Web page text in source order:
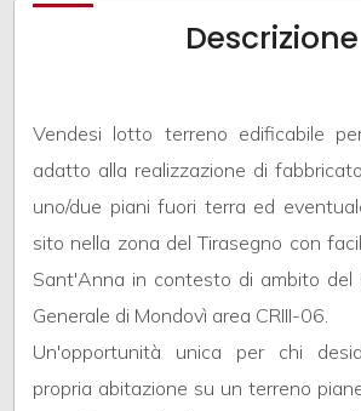
Descrizione
Vendesi lotto terreno edificabile
adatto alla realizzazione di
uno/due piani fuori terra ed
sito nella zona del Tirasegno con
Sant'Anna in contesto di ambito del
Generale di Mondovì area CRIII-06.
Un'opportunità unica per chi
propria abitazione su un terreno
Locali
minimi
Qualsiasi